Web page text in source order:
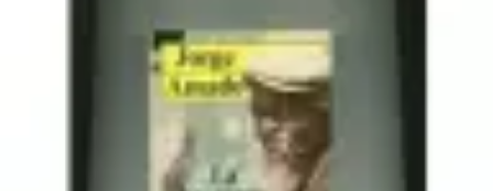
Astuces et ConseilsInfo & conseils
Offres et Promotions